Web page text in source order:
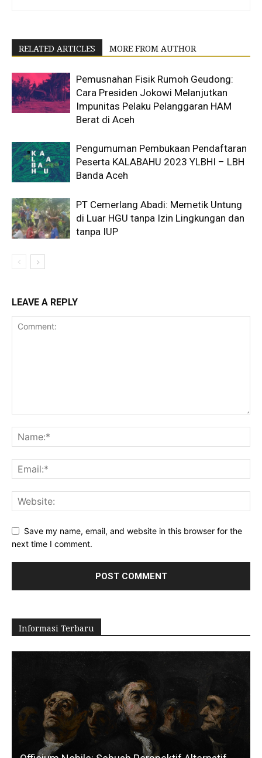
RELATED ARTICLES MORE FROM AUTHOR
Pemusnahan Fisik Rumoh Geudong:
Cara Presiden Jokowi Melanjutkan
Impunitas Pelaku Pelanggaran HAM
Berat di Aceh
Pengumuman Pembukaan Pendaftaran
Peserta KALABAHU 2023 YLBHI – LBH
Banda Aceh
PT Cemerlang Abadi: Memetik Untung
di Luar HGU tanpa Izin Lingkungan dan
tanpa IUP
LEAVE A REPLY
Save my name, email, and website in this browser for the
next time I comment.
Informasi Terbaru